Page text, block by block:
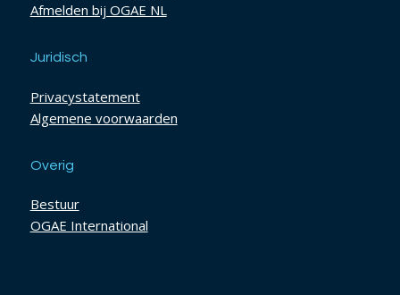
Afmelden bij OGAE NL
Juridisch
Privacystatement
Algemene voorwaarden
Overig
Bestuur
OGAE International